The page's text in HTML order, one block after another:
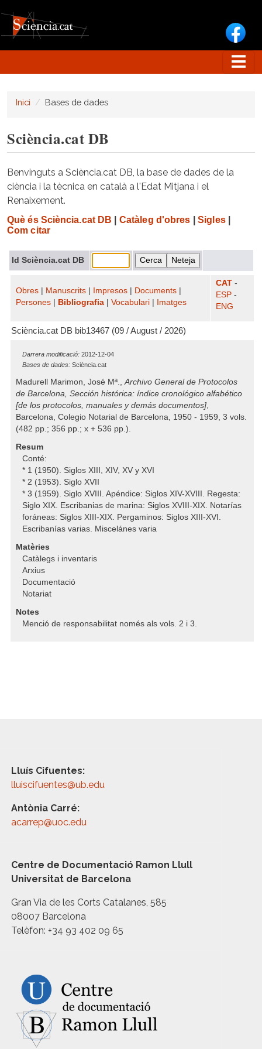
Inici Bases de dades
Sciència.cat DB
Benvinguts a Sciència.cat DB, la base de dades de la
ciència i la tècnica en català a l'Edat Mitjana i el
Renaixement.
Què és Sciència.cat DB Catàleg d'obres Sigles|
Com citar
Id Sciència.cat DB
Obres Manuscrits Impresos Documents
Persones
Bibliografia Vocabulari Imatges
CAT -
ESP -
ENG
Sciència.cat DB bib13467 (09 / August / 2026)
Darrera modificació: 2012-12-04
Bases de dades: Sciència.cat
Madurell Marimon, José Mª.,Archivo General de Protocolos
de Barcelona, Sección histórica: índice cronológico alfabético
[de los protocolos, manuales y demás documentos],
Barcelona, Colegio Notarial de Barcelona, 1950 - 1959, 3 vols.
(482 pp.; 356 pp.; x + 536 pp.).
Resum
Conté:
* 1 (1950). Siglos XIII, XIV, XV y XVI
* 2 (1953). Siglo XVII
* 3 (1959). Siglo XVIII. Apéndice: Siglos XIV-XVIII. Regesta:
Siglo XIX. Escribanias de marina: Siglos XVIII-XIX. Notarías
foráneas: Siglos XIII-XIX. Pergaminos: Siglos XIII-XVI.
Escribanías varias. Miscelánes varia
Matèries
Catàlegs i inventaris
Arxius
Documentació
Notariat
Notes
Menció de responsabilitat només als vols. 2 i 3.
Lluís Cifuentes:
lluiscifuentes@ub.edu
Antònia Carré:
acarrep@uoc.edu
Centre de Documentació Ramon Llull
Universitat de Barcelona
Gran Via de les Corts Catalanes, 585
08007 Barcelona
Telèfon: +34 93 402 09 65